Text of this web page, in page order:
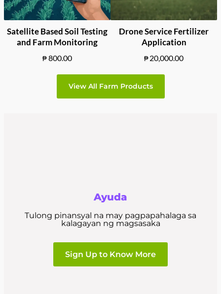
Satellite Based Soil Testing
and Farm Monitoring
₱800.00
Drone Service Fertilizer
Application
₱20,000.00
View All Farm Products
Ayuda
Tulong pinansyal na may pagpapahalaga sa
kalagayan ng magsasaka
Sign Up to Know More